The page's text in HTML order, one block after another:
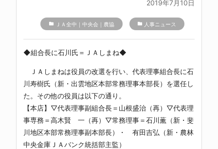
2019年7月10日
folder ＪＡ全中｜中央会｜農協 folder 人事ニュース
◆組合長に石川氏＝ＪＡしまね◆
ＪＡしまねは役員の改選を行い、代表理事組合長に石
川寿樹氏（新・出雲地区本部常務理事本部長）を選任し
た。その他の役員は以下の通り。
【本店】▽代表理事副組合長＝山根盛治（再）▽代表理
事専務＝高木賢 一（再）▽常務理事＝石川薫（新・斐
川地区本部常務理事副本部長）・ 有田吉弘（新・農林
中央金庫ＪＡバンク統括部主監）